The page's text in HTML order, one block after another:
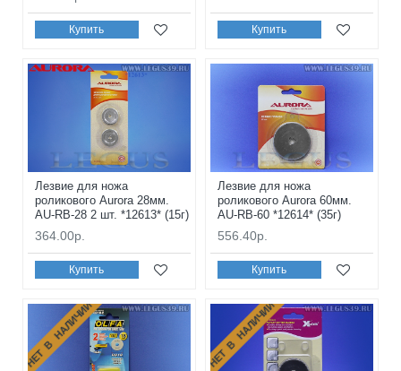
Купить Купить
Лезвие для ножа
роликового Aurora 28мм.
AU-RB-28 2 шт. *12613* (15г)
364.00р.
Купить
Лезвие для ножа
роликового Aurora 60мм.
AU-RB-60 *12614* (35г)
556.40р.
Купить
НЕТ В НАЛИЧИИ НЕТ В НАЛИЧИИ